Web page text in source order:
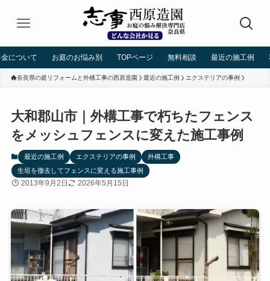
について お庭のお悩み別 TOPページ 無料相談 最近の施工例
奈良県の庭リフォームと外構工事の西原造園 最近の施工例 エクステリアの事例
大和郡山市｜外構工事で朽ちたフェンス
をメッシュフェンスに変えた施工事例
最近の施工例 エクステリアの事例
外構工事
生垣を撤去してフェンスに変える施工事例
2013年9月2日 2026年5月15日